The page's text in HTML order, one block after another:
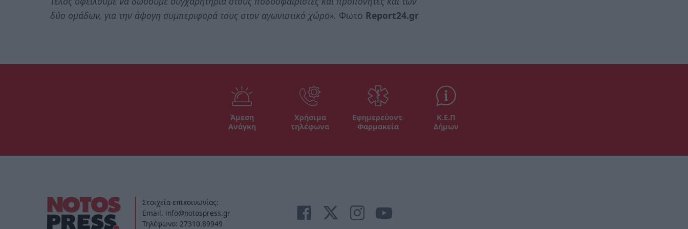
δύο ομάδων, για την άψογη συμπεριφορά τους στον αγωνιστικό χώρο». Φωτο Report24.gr
Άμεση
Ανάγκη
Χρήσιμα
τηλέφωνα
Εφημερεύοντα
Φαρμακεία
Κ.Ε.Π
Δήμων
Στοιχεία επικοινωνίας:
Email. info@notospress.gr
Τηλέφωνο: 27310.89949